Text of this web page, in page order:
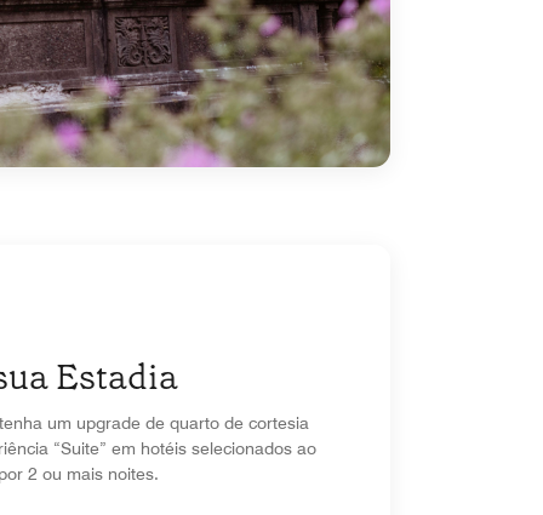
Estadia
um upgrade de quarto de cortesia
“Suite” em hotéis selecionados ao
2 ou mais noites.